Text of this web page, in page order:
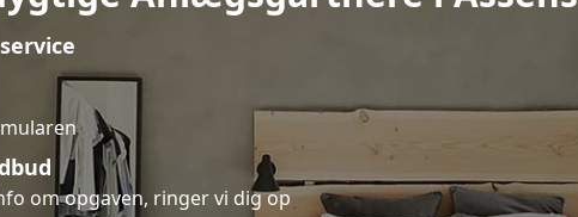
om opgaven, ringer vi dig op